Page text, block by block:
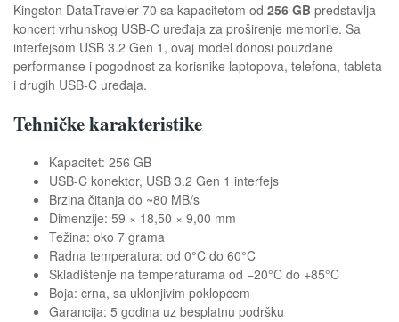
Kingston DataTraveler 70 sa kapacitetom od 256 GB predstavlja
koncert vrhunskog USB-C uređaja za proširenje memorije. Sa
interfejsom USB 3.2 Gen 1, ovaj model donosi pouzdane
performanse i pogodnost za korisnike laptopova, telefona, tableta
i drugih USB-C uređaja.
Tehničke karakteristike
Kapacitet: 256 GB
USB-C konektor, USB 3.2 Gen 1 interfejs
Brzina čitanja do ~80 MB/s
Dimenzije: 59 × 18,50 × 9,00 mm
Težina: oko 7 grama
Radna temperatura: od 0°C do 60°C
Skladištenje na temperaturama od −20°C do +85°C
Boja: crna, sa uklonjivim poklopcem
Garancija: 5 godina uz besplatnu podršku